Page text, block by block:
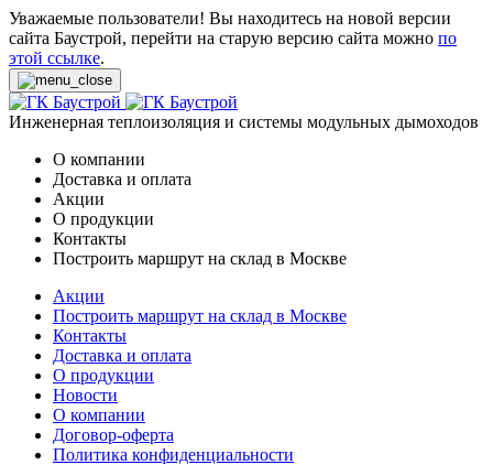
Уважаемые пользователи! Вы находитесь на новой версии
сайта Баустрой, перейти на старую версию сайта можно по
этой ссылке.
Инженерная теплоизоляция и системы модульных дымоходов
О компании
Доставка и оплата
Акции
О продукции
Контакты
Построить маршрут на склад в Москве
Акции
Построить маршрут на склад в Москве
Контакты
Доставка и оплата
О продукции
Новости
О компании
Договор-оферта
Политика конфиденциальности